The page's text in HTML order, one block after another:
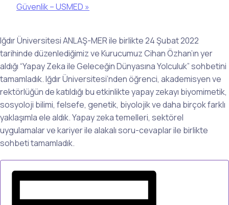
Güvenlik – USMED »
Iğdır Üniversitesi ANLAŞ-MER ile birlikte 24 Şubat 2022
tarihinde düzenlediğimiz ve Kurucumuz Cihan Özhan’ın yer
aldığı “Yapay Zeka ile Geleceğin Dünyasına Yolculuk” sohbetini
tamamladık. Iğdır Üniversitesi’nden öğrenci, akademisyen ve
rektörlüğün de katıldığı bu etkinlikte yapay zekayı biyomimetik,
sosyoloji bilimi, felsefe, genetik, biyolojik ve daha birçok farklı
yaklaşımla ele aldık. Yapay zeka temelleri, sektörel
uygulamalar ve kariyer ile alakalı soru-cevaplar ile birlikte
sohbeti tamamladık.